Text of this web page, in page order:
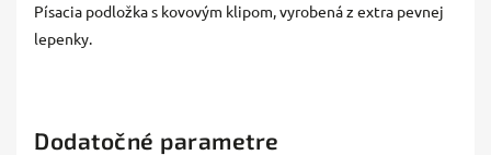
Písacia podložka s kovovým klipom, vyrobená z extra pevnej
lepenky.
Dodatočné parametre